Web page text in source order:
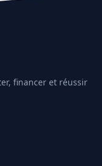
financer et réussir